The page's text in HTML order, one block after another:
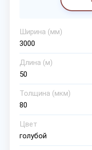
Ширина (мм)
3000
Длина (м)
50
Толщина (мкм)
80
Цвет
голубой